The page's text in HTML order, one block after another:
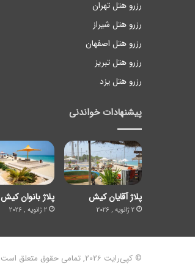
رزرو هتل تهران
رزرو هتل شیراز
رزرو هتل اصفهان
رزرو هتل تبریز
رزرو هتل یزد
پیشنهادات خواندنی
پلاژ آقایان کیش
2 ژانویه , 2026
پلاژ بانوان کیش
2 ژانویه , 2026
© کپی‌رایت 2026, تمامی حقوق متعلق است به